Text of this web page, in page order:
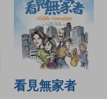
看見無家者